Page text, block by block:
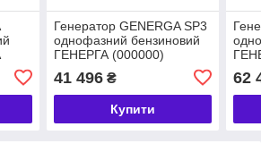
Генератор GENERGA SP3
однофазний бензиновий
ГЕНЕРГА (000000)
41 496₴
Купити
62